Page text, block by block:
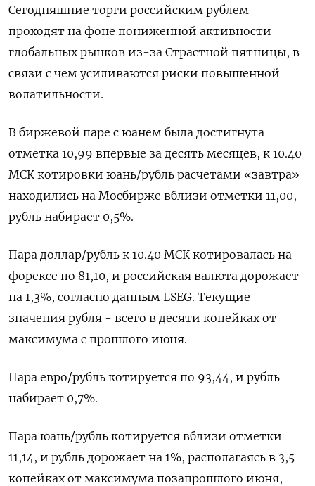
Сегодняшние торги российским рублем
проходят на фоне пониженной активности
глобальных рынков из-за Страстной пятницы, в
связи с чем усиливаются риски повышенной
волатильности.
В биржевой паре с юанем была достигнута
отметка 10,99 впервые за десять месяцев, к 10.40
МСК котировки юань/рубль расчетами «завтра»
находились на Мосбирже вблизи отметки 11,00,
рубль набирает 0,5%.
Пара доллар/рубль к 10.40 МСК котировалась на
форексе по 81,10, и российская валюта дорожает
на 1,3%, согласно данным LSEG. Текущие
значения рубля - всего в десяти копейках от
максимума с прошлого июня.
Пара евро/рубль котируется по 93,44, и рубль
набирает 0,7%.
Пара юань/рубль котируется вблизи отметки
11,14, и рубль дорожает на 1%, располагаясь в 3,5
копейках от максимума позапрошлого июня,